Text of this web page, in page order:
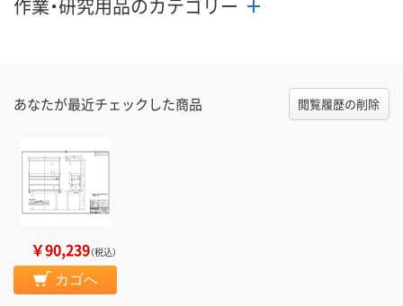
作業・研究用品のカテゴリー
あなたが最近チェックした商品 閲覧履歴の削除
￥90,239（税込）
カゴへ